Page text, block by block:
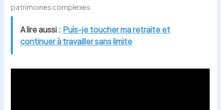
patrimoines complexes.
A lire aussi : Puis-je toucher ma retraite et
continuer à travailler sans limite